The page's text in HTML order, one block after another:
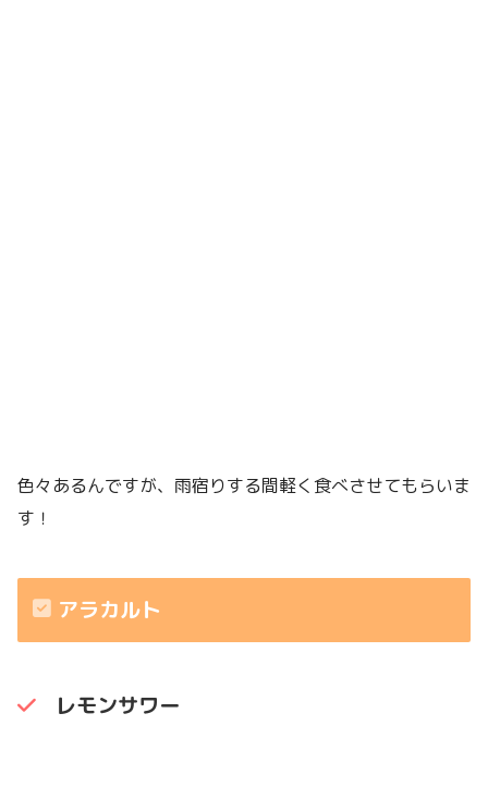
色々あるんですが、雨宿りする間軽く食べさせてもらいま
す！
アラカルト
レモンサワー